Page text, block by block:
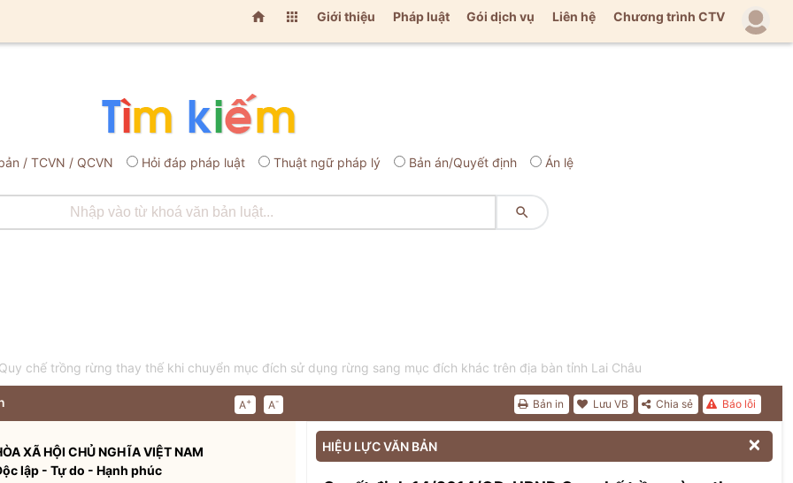
  Giới thiệu Pháp luật Gói dịch vụ Liên hệ Chương trình CTV
/ TCVN / QCVN Hỏi đáp pháp luật Thuật ngữ pháp lý Bản án/Quyết định Án lệ

chế trồng rừng thay thế khi chuyển mục đích sử dụng rừng sang mục đích khác trên địa bàn tỉnh Lai Châu
A+ A- Báo lỗi
Chia sẻ
Lưu VB
Bản in
XÃ HỘI CHỦ NGHĨA VIỆT NAM
lập - Tự do - Hạnh phúc
HIỆU LỰC VĂN BẢN 